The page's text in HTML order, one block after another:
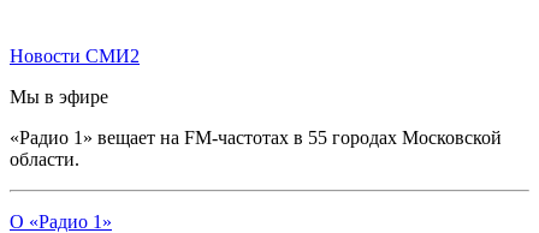
Новости СМИ2
Мы в эфире
«Радио 1» вещает на FM-частотах в 55 городах Московской
области.
О «Радио 1»